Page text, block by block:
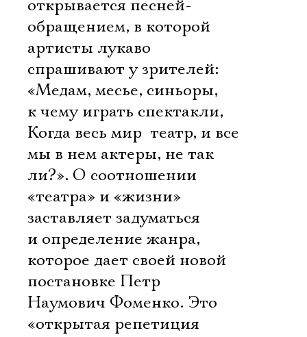
открывается песней-
обращением, в которой
артисты лукаво
спрашивают у зрителей:
«Медам, месье, синьоры,
к чему играть спектакли,
Когда весь мир  театр, и все
мы в нем актеры, не так
ли?». О соотношении
«театра» и «жизни»
заставляет задуматься
и определение жанра,
которое дает своей новой
постановке Петр
Наумович Фоменко. Это
«открытая репетиция